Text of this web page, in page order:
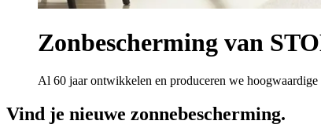
Zonbescherming van
Al 60 jaar ontwikkelen en produceren we
Vind je nieuwe zonnebescherming.